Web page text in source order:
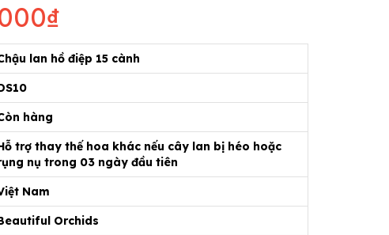
lan hồ điệp 15 cành
hàng
trợ thay thế hoa khác nếu cây lan bị héo hoặc
nụ trong 03 ngày đầu tiên
Nam
Orchids